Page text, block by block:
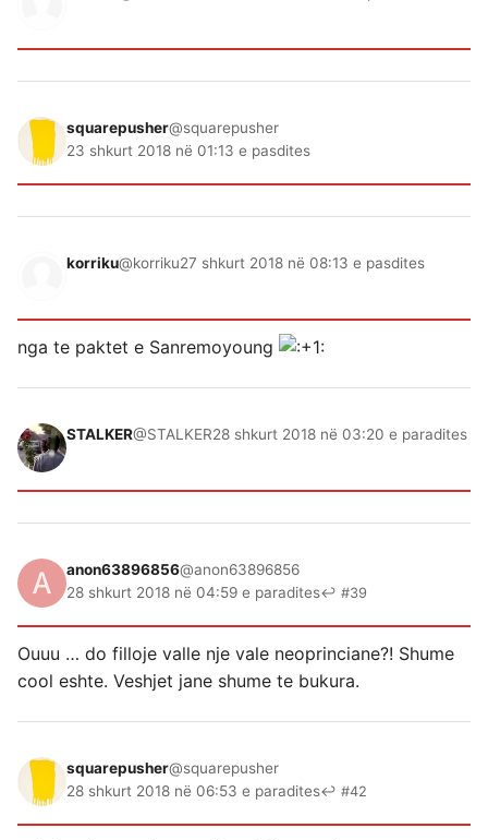
squarepusher@squarepusher
23 shkurt 2018 në 01:13 e pasdites
korriku@korriku27 shkurt 2018 në 08:13 e pasdites
nga te paktet e Sanremoyoung
STALKER@STALKER28 shkurt 2018 në 03:20 e paradites
anon63896856@anon63896856
28 shkurt 2018 në 04:59 e paradites↩ #39
Ouuu … do filloje valle nje vale neoprinciane?! Shume
cool eshte. Veshjet jane shume te bukura.
squarepusher@squarepusher
28 shkurt 2018 në 06:53 e paradites↩ #42